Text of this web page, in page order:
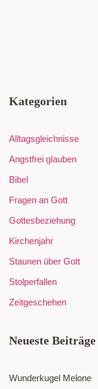
Kategorien
Alltagsgleichnisse
Angstfrei glauben
Bibel
Fragen an Gott
Gottesbeziehung
Kirchenjahr
Staunen über Gott
Stolperfallen
Zeitgeschehen
Neueste Beiträge
Wunderkugel Melone